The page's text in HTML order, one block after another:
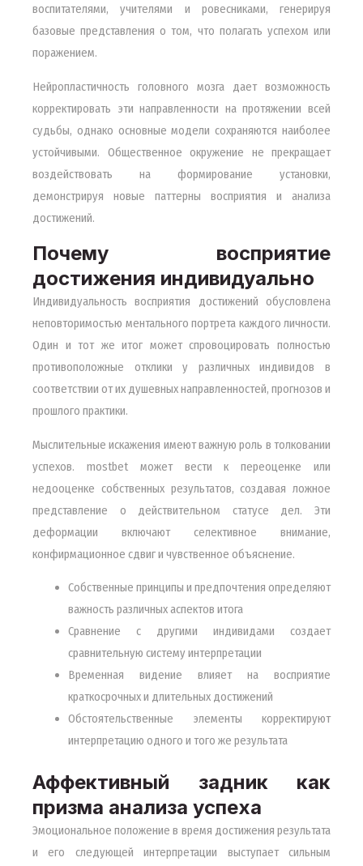
воспитателями, учителями и ровесниками, генерируя
базовые представления о том, что полагать успехом или
поражением.
Нейропластичность головного мозга дает возможность
корректировать эти направленности на протяжении всей
судьбы, однако основные модели сохраняются наиболее
устойчивыми. Общественное окружение не прекращает
воздействовать на формирование установки,
демонстрируя новые паттерны восприятия и анализа
достижений.
Почему восприятие
достижения индивидуально
Индивидуальность восприятия достижений обусловлена
неповторимостью ментального портрета каждого личности.
Один и тот же итог может спровоцировать полностью
противоположные отклики у различных индивидов в
соответствии от их душевных направленностей, прогнозов и
прошлого практики.
Мыслительные искажения имеют важную роль в толковании
успехов. mostbet может вести к переоценке или
недооценке собственных результатов, создавая ложное
представление о действительном статусе дел. Эти
деформации включают селективное внимание,
конфирмационное сдвиг и чувственное объяснение.
Собственные принципы и предпочтения определяют
важность различных аспектов итога
Сравнение с другими индивидами создает
сравнительную систему интерпретации
Временная видение влияет на восприятие
краткосрочных и длительных достижений
Обстоятельственные элементы корректируют
интерпретацию одного и того же результата
Аффективный задник как
призма анализа успеха
Эмоциональное положение в время достижения результата
и его следующей интерпретации выступает сильным